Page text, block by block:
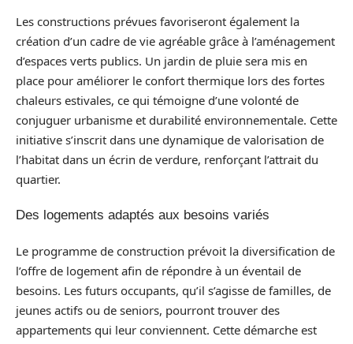
Les constructions prévues favoriseront également la
création d’un cadre de vie agréable grâce à l’aménagement
d’espaces verts publics. Un jardin de pluie sera mis en
place pour améliorer le confort thermique lors des fortes
chaleurs estivales, ce qui témoigne d’une volonté de
conjuguer urbanisme et durabilité environnementale. Cette
initiative s’inscrit dans une dynamique de valorisation de
l’habitat dans un écrin de verdure, renforçant l’attrait du
quartier.
Des logements adaptés aux besoins variés
Le programme de construction prévoit la diversification de
l’offre de logement afin de répondre à un éventail de
besoins. Les futurs occupants, qu’il s’agisse de familles, de
jeunes actifs ou de seniors, pourront trouver des
appartements qui leur conviennent. Cette démarche est